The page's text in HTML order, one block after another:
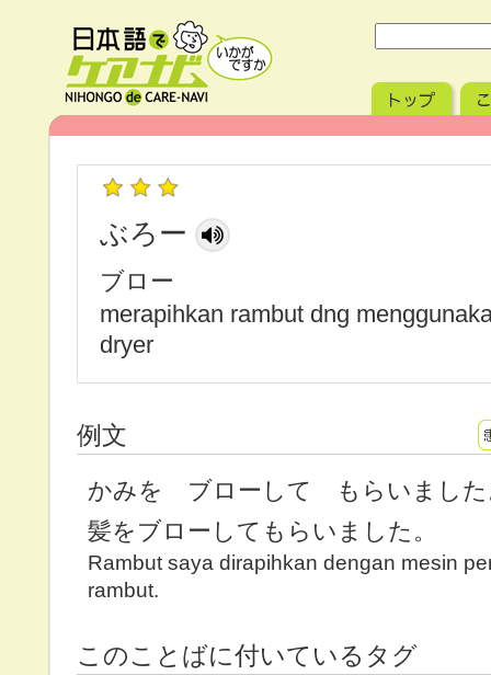
ぶろー
ブロー
merapihkan rambut dng
dryer
例文
かみを ブローして もらいました
髪をブローしてもらいました。
Rambut saya dirapihkan dengan mesin
rambut.
このことばに付いているタグ